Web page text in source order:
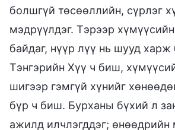
болшгүй төсөөллийн, сүрлэг
мэдрүүлдэг. Тэрээр
байдаг, нүүр лүү нь шууд харж
Тэнгэрийн Хүү ч биш,
шигээр гэмгүй хүнийг
бүр ч биш. Бурханы бүхий л
ажилд илчлэгддэг; өнөөдрийн